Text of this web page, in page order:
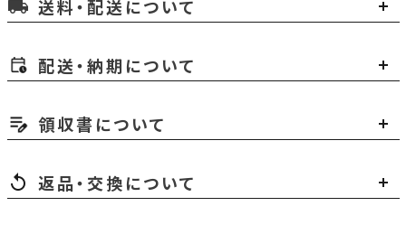
local_shipping 送料・配送について
配送・納期について
領収書について
返品・交換について